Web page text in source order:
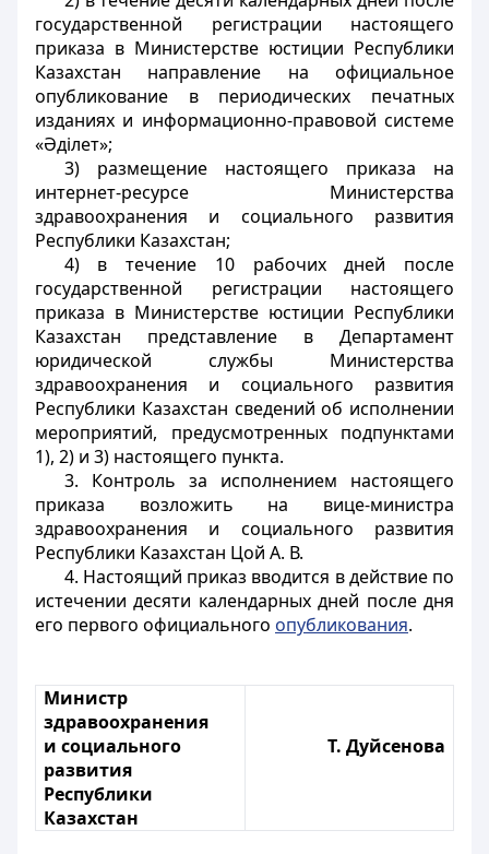
государственной регистрации настоящего
приказа в Министерстве юстиции Республики
Казахстан направление на официальное
опубликование в периодических печатных
изданиях и информационно-правовой системе
«Әділет»;
3) размещение настоящего приказа на
интернет-ресурсе Министерства
здравоохранения и социального развития
Республики Казахстан;
4) в течение 10 рабочих дней после
государственной регистрации настоящего
приказа в Министерстве юстиции Республики
Казахстан представление в Департамент
юридической службы Министерства
здравоохранения и социального развития
Республики Казахстан сведений об исполнении
мероприятий, предусмотренных подпунктами
1), 2) и 3) настоящего пункта.
3. Контроль за исполнением настоящего
приказа возложить на вице-министра
здравоохранения и социального развития
Республики Казахстан Цой А. В.
4. Настоящий приказ вводится в действие по
истечении десяти календарных дней после дня
его первого официального опубликования.
Министр
здравоохранения
и социального
развития
Республики
Казахстан
Т. Дуйсенова